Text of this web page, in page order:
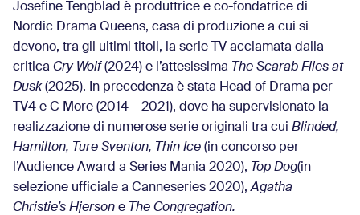
Josefine Tengblad è produttrice e co-fondatrice di
Nordic Drama Queens, casa di produzione a cui si
devono, tra gli ultimi titoli, la serie TV acclamata dalla
critica Cry Wolf(2024) e l’attesissima The Scarab Flies at
Dusk(2025). In precedenza è stata Head of Drama per
TV4 e C More (2014 – 2021), dove ha supervisionato la
realizzazione di numerose serie originali tra cui Blinded,
Hamilton, Ture Sventon, Thin Ice (in concorso per
l’Audience Award a Series Mania 2020), Top Dog(in
selezione ufficiale a Canneseries 2020),Agatha
Christie’s Hjerson e The Congregation.